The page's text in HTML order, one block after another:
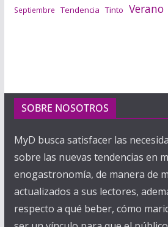
Septiembre Tendencia Tinto Verano
SOBRE NOSOTROS
MyD busca satisfacer las
sobre las nuevas tendencias en
enogastronomía, de manera de
actualizados a sus lectores,
respecto a qué beber, cómo